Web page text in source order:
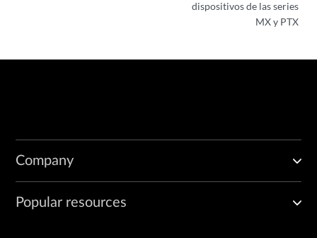
dispositivos de las series
MX y PTX
Company
Popular resources